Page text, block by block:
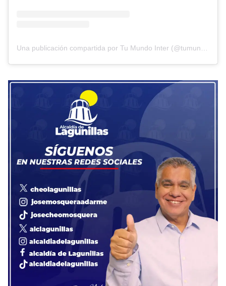
Una publicación compartida por Tu Mundo Inter (@tumundointer)